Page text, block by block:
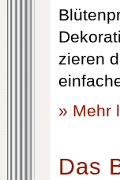
zieren
» Mehr
Das